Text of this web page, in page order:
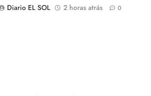
Diario EL SOL
2 horas atrás 0